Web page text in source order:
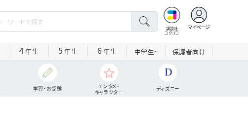
講談社
コクリコ
マイページ
4年生 5 年生 6 年生 中学生~ 保護者向け
学習・お受験
エンタメ・
キャラクター
ディズニー